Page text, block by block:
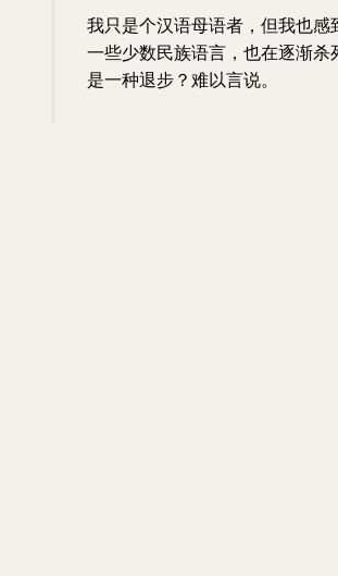
我只是个汉语母语者，但我也
一些少数民族语言，也在逐渐
是一种退步？难以言说。